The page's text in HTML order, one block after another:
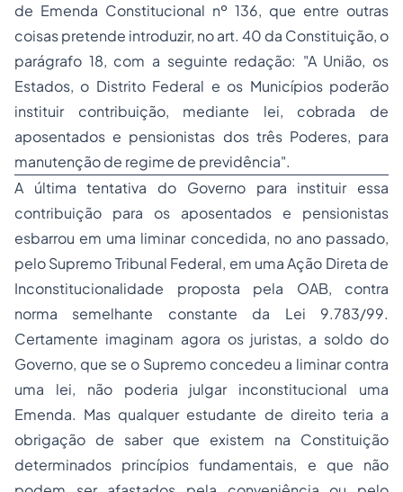
de Emenda Constitucional nº 136, que entre outras
coisas pretende introduzir, no art. 40 da Constituição, o
parágrafo 18, com a seguinte redação: "A União, os
Estados, o Distrito Federal e os Municípios poderão
instituir contribuição, mediante lei, cobrada de
aposentados e pensionistas dos três Poderes, para
manutenção de regime de previdência".
A última tentativa do Governo para instituir essa
contribuição para os aposentados e pensionistas
esbarrou em uma liminar concedida, no ano passado,
pelo Supremo Tribunal Federal, em uma Ação Direta de
Inconstitucionalidade proposta pela OAB, contra
norma semelhante constante da Lei 9.783/99.
Certamente imaginam agora os juristas, a soldo do
Governo, que se o Supremo concedeu a liminar contra
uma lei, não poderia julgar inconstitucional uma
Emenda. Mas qualquer estudante de direito teria a
obrigação de saber que existem na Constituição
determinados princípios fundamentais, e que não